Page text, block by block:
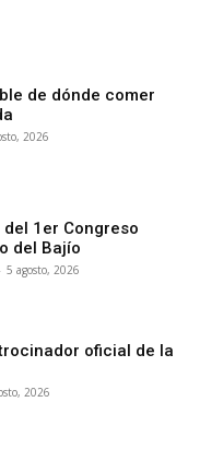
de dónde comer
2026
1er Congreso
del Bajío
- 5 agosto, 2026
oficial de la
2026